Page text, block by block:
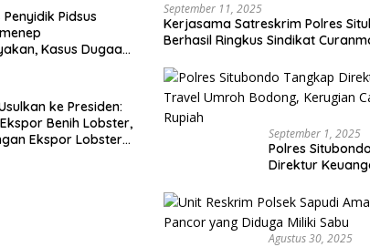
Pidsus
Kasus Dugaan
ke Presiden:
Benih Lobster,
Ekspor Lobster
September 11, 2025
Kerjasama Satreskrim Polres
Berhasil Ringkus Sindikat
September 1, 2025
Polres
Direktur
Capai Miliaran
Agustus 30, 2025